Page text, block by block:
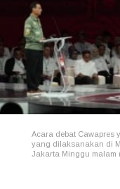
Acara debat Cawapres
yang dilaksanakan di
Jakarta Minggu malam